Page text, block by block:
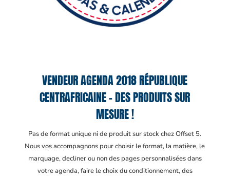
VENDEUR AGENDA 2018 RÉPUBLIQUE
CENTRAFRICAINE – DES PRODUITS SUR
MESURE !
Pas de format unique ni de produit sur stock chez Offset 5.
Nous vos accompagnons pour choisir le format, la matière, le
marquage, decliner ou non des pages personnalisées dans
votre agenda, faire le choix du conditionnement, des